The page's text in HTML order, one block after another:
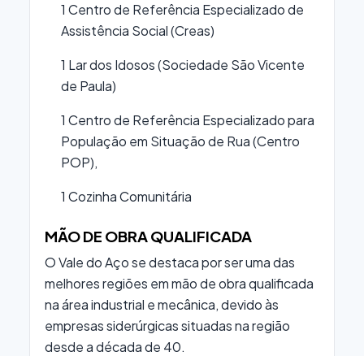
1 Centro de Referência Especializado de
Assistência Social (Creas)
1 Lar dos Idosos (Sociedade São Vicente
de Paula)
1 Centro de Referência Especializado para
População em Situação de Rua (Centro
POP),
1 Cozinha Comunitária
MÃO DE OBRA QUALIFICADA
O Vale do Aço se destaca por ser uma das
melhores regiões em mão de obra qualificada
na área industrial e mecânica, devido às
empresas siderúrgicas situadas na região
desde a década de 40.